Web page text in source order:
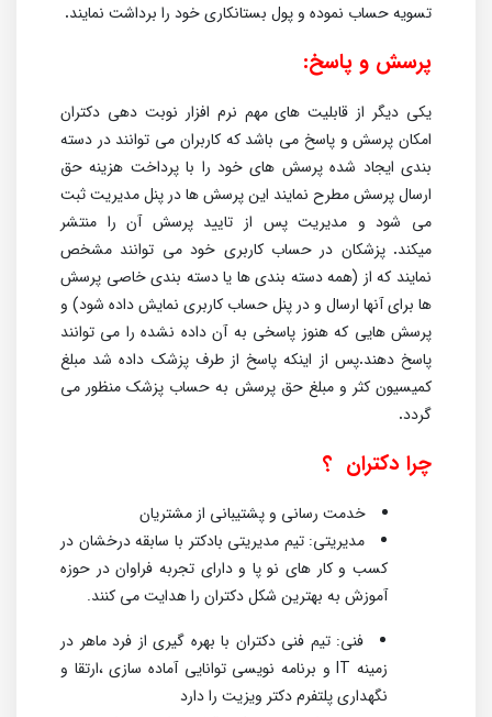
تسویه حساب نموده و پول بستانکاری خود را برداشت نمایند.
پرسش و پاسخ:
یکی دیگر از قابلیت های مهم نرم افزار نوبت دهی دکتران
امکان پرسش و پاسخ می باشد که کاربران می توانند در دسته
بندی ایجاد شده پرسش های خود را با پرداخت هزینه حق
ارسال پرسش مطرح نمایند این پرسش ها در پنل مدیریت ثبت
می شود و مدیریت پس از تایید پرسش آن را منتشر
میکند. پزشکان در حساب کاربری خود می توانند مشخص
نمایند که از (همه دسته بندی ها یا دسته بندی خاصی پرسش
ها برای آنها ارسال و در پنل حساب کاربری نمایش داده شود) و
پرسش هایی که هنوز پاسخی به آن داده نشده را می توانند
پاسخ دهند.پس از اینکه پاسخ از طرف پزشک داده شد مبلغ
کمیسیون کثر و مبلغ حق پرسش به حساب پزشک منظور می
گردد.
چرا دکتران ؟
خدمت رسانی و پشتیبانی از مشتریان
مدیریتی: تیم مدیریتی بادکتر با سابقه درخشان در
کسب و کار های نو پا و دارای تجربه فراوان در حوزه
آموزش به بهترین شکل دکتران را هدایت می کنند.
فنی: تیم فنی دکتران با بهره گیری از فرد ماهر در
زمینه IT و برنامه نویسی توانایی آماده سازی ،ارتقا و
نگهداری پلتفرم دکتر ویزیت را دارد